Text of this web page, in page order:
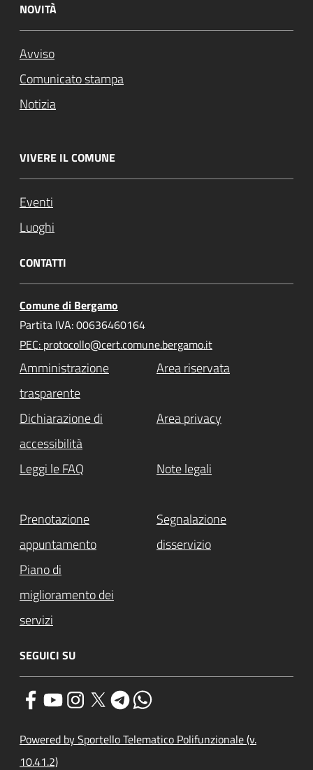
NOVITÀ
Avviso
Comunicato stampa
Notizia
VIVERE IL COMUNE
Eventi
Luoghi
CONTATTI
Comune di Bergamo
Partita IVA: 00636460164
PEC: protocollo@cert.comune.bergamo.it
Amministrazione
trasparente
Area riservata
Dichiarazione di
accessibilità
Area privacy
Leggi le FAQ Note legali
Prenotazione
appuntamento
Segnalazione
disservizio
Piano di
miglioramento dei
servizi
SEGUICI SU
Powered by Sportello Telematico Polifunzionale (v.
10.41.2)